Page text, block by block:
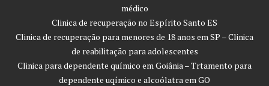
médico
Clinica de recuperação no Espírito Santo ES
Clinica de recuperação para menores de 18 anos em SP – Clinica
de reabilitação para adolescentes
Clinica para dependente químico em Goiânia – Trtamento para
dependente uqímico e alcoólatra em GO